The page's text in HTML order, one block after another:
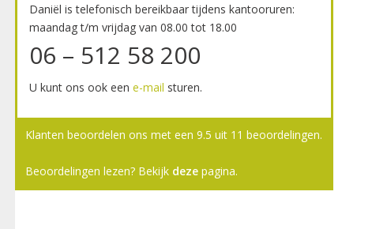
Daniël is telefonisch bereikbaar tijdens kantooruren:
maandag t/m vrijdag van 08.00 tot 18.00
06 – 512 58 200
U kunt ons ook een e-mail sturen.
Klanten beoordelen ons met een 9.5 uit 11 beoordelingen.
Beoordelingen lezen? Bekijk dezepagina.